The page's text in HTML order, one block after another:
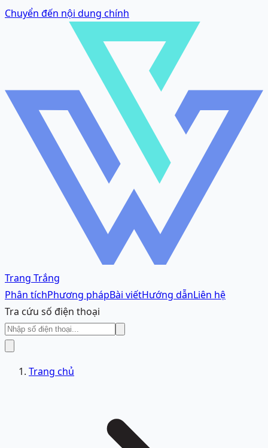
Chuyển đến nội dung chính
Trang Trắng
Phân tíchPhương phápBài viếtHướng dẫnLiên hệ
Tra cứu số điện thoại
Trang chủ